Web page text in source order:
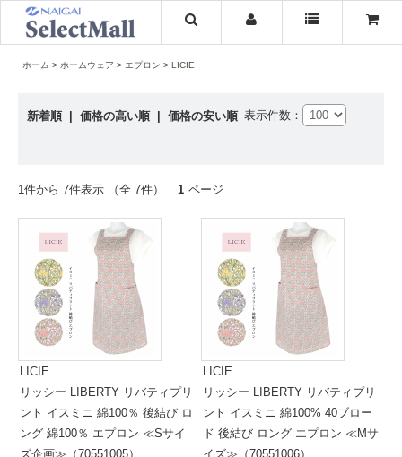
ホーム ホームウェア エプロン LICIE
新着順 価格の高い順 価格の安い順 表示件数：
1件から 7件表示 （全 7件） 1 ページ
LICIE
リッシー LIBERTY リバティプリ
ント イスミニ 綿100％ 後結び ロ
ング 綿100％ エプロン ≪Sサイ
ズ企画≫（70551005）
LICIE
リッシー LIBERTY リバティプリ
ント イスミニ 綿100% 40ブロー
ド 後結び ロング エプロン ≪Mサ
イズ≫（70551006）